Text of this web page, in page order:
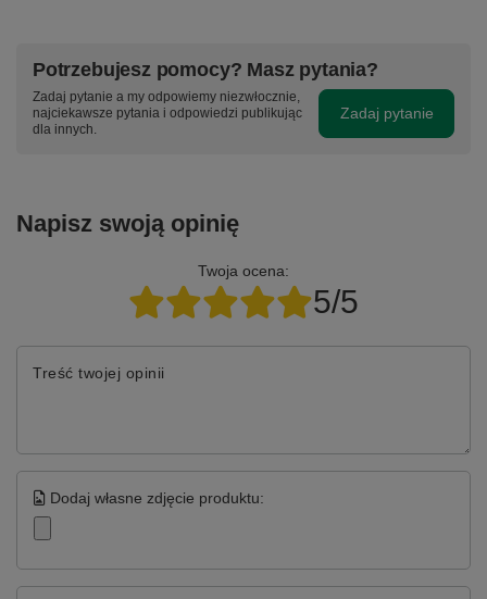
Potrzebujesz pomocy? Masz pytania?
Zadaj pytanie a my odpowiemy niezwłocznie,
najciekawsze pytania i odpowiedzi publikując
dla innych.
Zadaj pytanie
Napisz swoją opinię
Twoja ocena:
5/5
Treść twojej opinii
Dodaj własne zdjęcie produktu: